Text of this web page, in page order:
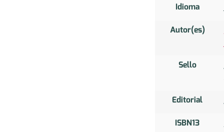
Idioma
Autor(es)
Sello
Editorial
ISBN13